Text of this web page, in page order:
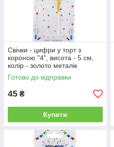
Свічки - цифри у торт з
короною "4", висота - 5 см,
колір - золото металік
Готово до відправки
45 ₴
Купити